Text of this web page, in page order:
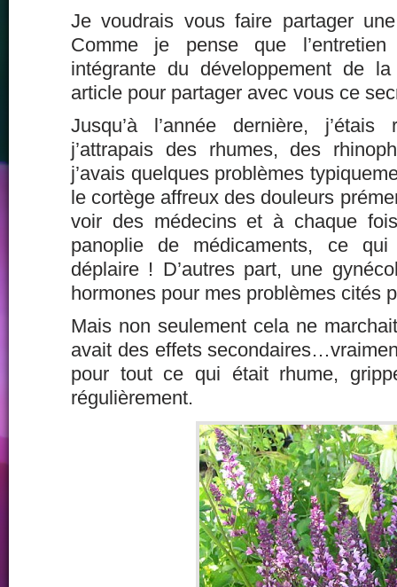
Je voudrais vous faire partager
Comme je pense que
intégrante du développement de
article pour partager avec vous ce
Jusqu’à l’année dernière, j’étais
j’attrapais des rhumes, des
j’avais quelques problèmes
le cortège affreux des douleurs
voir des médecins et à chaque
panoplie de médicaments, ce
déplaire ! D’autres part, une
hormones pour mes problèmes cités
Mais non seulement cela ne
avait des effets
pour tout ce qui était rhume,
régulièrement.